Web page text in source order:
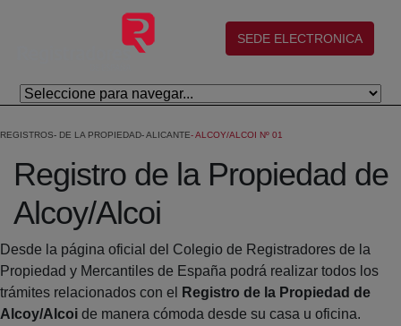
Saltar al contenido principal
(abre en nueva ventana)
SEDE ELECTRONICA
REGISTROS DE LA PROPIEDAD ALICANTE ALCOY/ALCOI Nº 01
Registro de la Propiedad de
Alcoy/Alcoi
Desde la página oficial del Colegio de Registradores de la
Propiedad y Mercantiles de España podrá realizar todos los
trámites relacionados con el
Registro de la Propiedad de
Alcoy/Alcoi de manera cómoda desde su casa u oficina.